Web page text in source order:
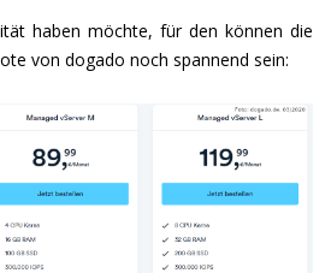
haben möchte, für den können die
von dogado noch spannend sein: